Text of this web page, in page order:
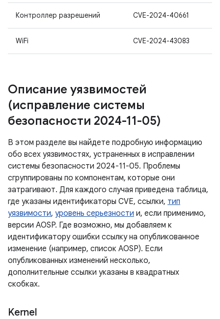
Контроллер разрешений CVE-2024-40661
WiFi CVE-2024-43083
Описание уязвимостей
(исправление системы
безопасности 2024-11-05)
В этом разделе вы найдете подробную информацию
обо всех уязвимостях, устраненных в исправлении
системы безопасности 2024-11-05. Проблемы
сгруппированы по компонентам, которые они
затрагивают. Для каждого случая приведена таблица,
где указаны идентификаторы CVE, ссылки, тип
уязвимости, уровень серьезности и, если применимо,
версии AOSP. Где возможно, мы добавляем к
идентификатору ошибки ссылку на опубликованное
изменение (например, список AOSP). Если
опубликованных изменений несколько,
дополнительные ссылки указаны в квадратных
скобках.
Kernel